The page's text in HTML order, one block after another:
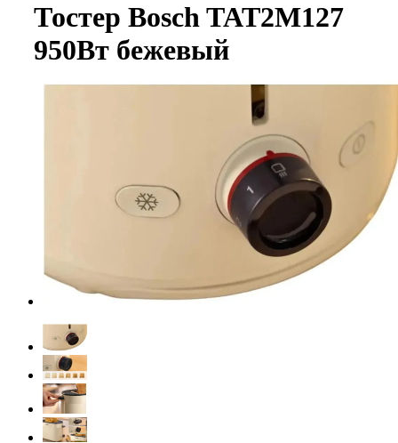
Тостер Bosch TAT2M127
950Вт бежевый